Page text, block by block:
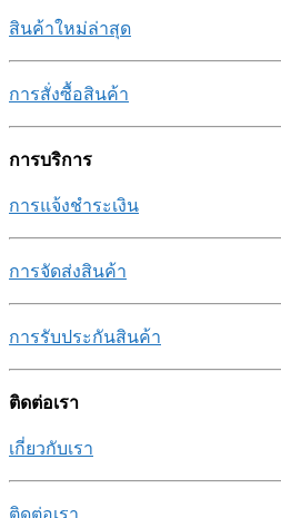
สินค้าใหม่ล่าสุด
การสั่งซื้อสินค้า
การบริการ
การแจ้งชำระเงิน
การจัดส่งสินค้า
การรับประกันสินค้า
ติดต่อเรา
เกี่ยวกับเรา
ติดต่อเรา